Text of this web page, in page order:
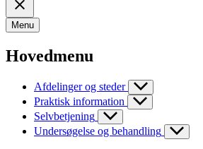
Menu
Hovedmenu
Afdelinger og steder
Praktisk information
Selvbetjening
Undersøgelse og behandling